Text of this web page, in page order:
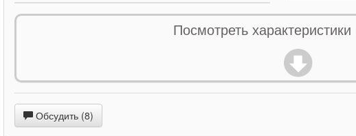
Характеристики микрофона Общее
Сенсорное
Материал
Вес
Комплектация
Официальный
Посмотреть
Обсудить (8)